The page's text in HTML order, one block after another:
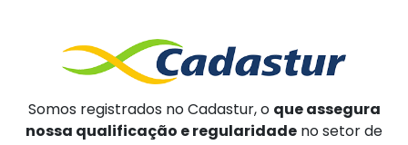
Somos registrados no Cadastur, o que assegura
nossa qualificação e regularidade no setor de